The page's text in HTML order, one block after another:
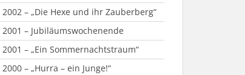
2012 – „Der Hexenschuss“
2011 – „Außer Kontrolle“
2010 – „Das Zauberkissen“
2009 – „Das Wirtshaus im Spessart“
2002 – „Die Hexe und ihr Zauberberg“
2001 – Jubiläumswochenende
2001 – „Ein Sommernachtstraum“
2000 – „Hurra – ein Junge!“